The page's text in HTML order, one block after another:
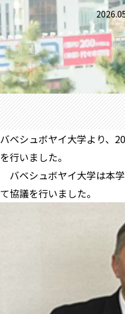
バベシュボヤイ大学より、
を行いました。
バベシュボヤイ大学は本
て協議を行いました。